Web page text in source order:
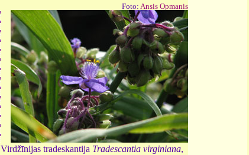
Foto: Ansis Opmanis
Virdžīnijas tradeskantija Tradescantia virginiana,